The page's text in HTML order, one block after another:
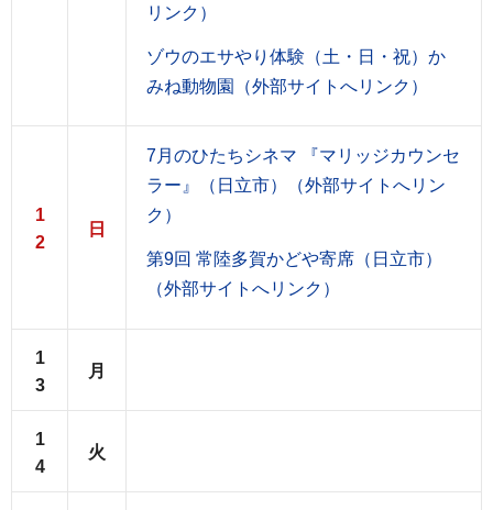
リンク）
ゾウのエサやり体験（土・日・祝）か
みね動物園（外部サイトへリンク）
1
2
日
7月のひたちシネマ 『マリッジカウンセ
ラー』（日立市）（外部サイトへリン
ク）
第9回 常陸多賀かどや寄席（日立市）
（外部サイトへリンク）
1
3
月
1
4
火